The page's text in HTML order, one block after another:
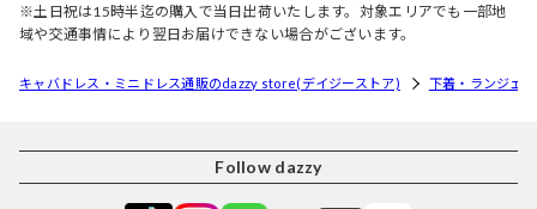
※土日祝は15時半迄の購入で当日出荷いたします。対象エリアでも一部地
域や交通事情により翌日お届けできない場合がございます。
キャバドレス・ミニドレス通販のdazzy store(デイジーストア) 下着・ランジェ
Follow dazzy